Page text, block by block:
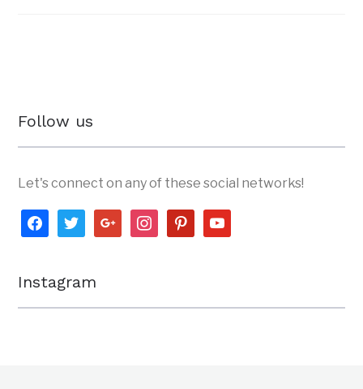
Follow us
Let's connect on any of these social networks!
facebooktwittergoogleinstagrampinterestyoutube
Instagram